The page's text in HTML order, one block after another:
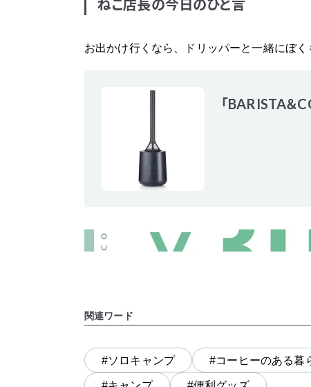
ねこ店長の今日のひと言
お出かけ行くなら、ドリッパーと一緒にぼく
「BARISTA＆
関連ワード
#ソロキャンプ #コーヒーのある暮